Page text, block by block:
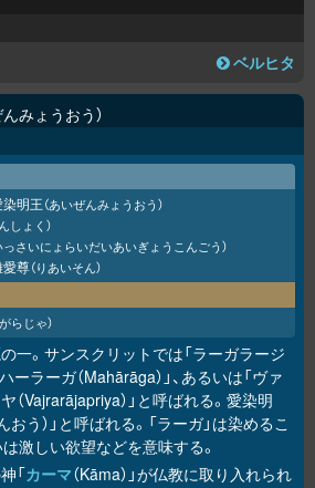
ベルヒタ
みょうおう
染明王（あいぜんみょうおう）
しょく）
っさいにょらいだいあいぎょうこんごう）
愛尊（りあいそん）
がらじゃ）
の一。サンスクリットでは「ラーガラージ
ハーラーガ（Mahārāga）」、あるいは「ヴァ
（Vajrarājapriya）」と呼ばれる。愛染明
おう）」と呼ばれる。「ラーガ」は染めるこ
は激しい欲望などを意味する。
「カーマ（Kāma）」が仏教に取り入れられ